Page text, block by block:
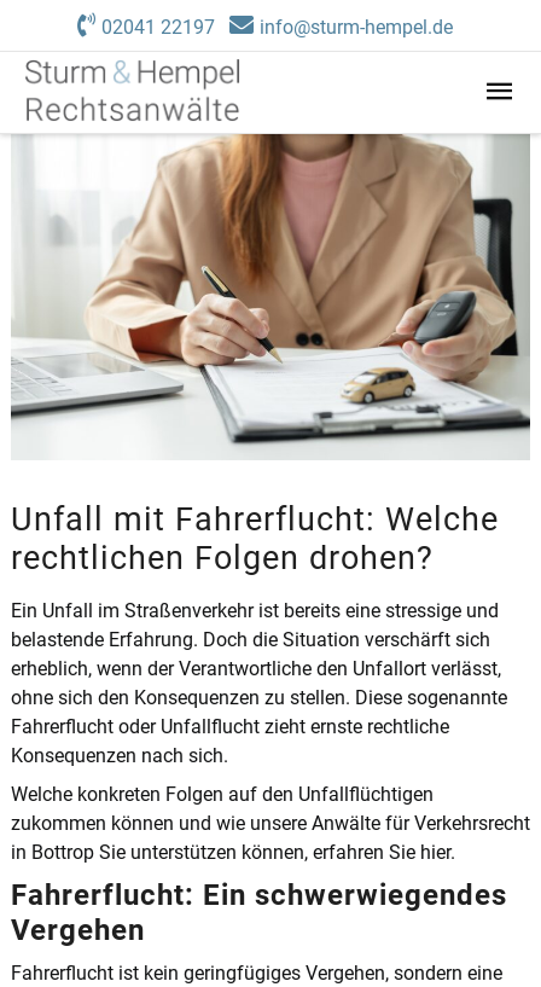
springen
02041 22197 info@sturm-hempel.de
Unfall mit Fahrerflucht: Welche
rechtlichen Folgen drohen?
Ein Unfall im Straßenverkehr ist bereits eine stressige und
belastende Erfahrung. Doch die Situation verschärft sich
erheblich, wenn der Verantwortliche den Unfallort verlässt,
ohne sich den Konsequenzen zu stellen. Diese sogenannte
Fahrerflucht oder Unfallflucht zieht ernste rechtliche
Konsequenzen nach sich.
Welche konkreten Folgen auf den Unfallflüchtigen
zukommen können und wie unsere Anwälte für Verkehrsrecht
in Bottrop Sie unterstützen können, erfahren Sie hier.
Fahrerflucht: Ein schwerwiegendes
Vergehen
Fahrerflucht ist kein geringfügiges Vergehen, sondern eine